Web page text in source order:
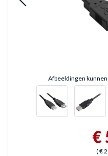
Afbeeldingen
€
(€